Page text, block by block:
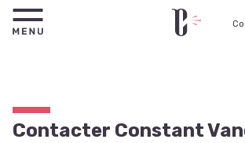
Contacter Constant